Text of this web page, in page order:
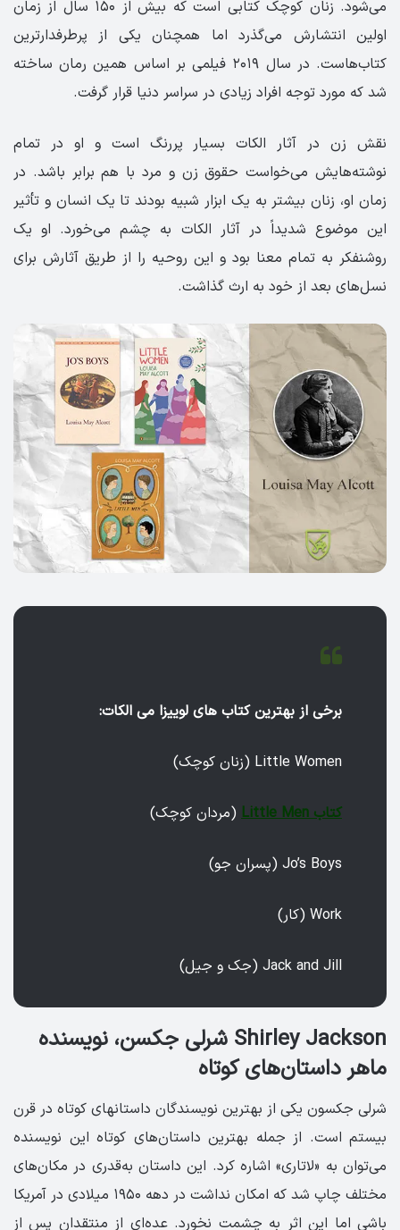
می‌شود. زنان کوچک کتابی است که بیش از ۱۵۰ سال از زمان
اولین انتشارش می‌گذرد اما همچنان یکی از پرطرفدارترین
کتاب‌هاست. در سال ۲۰۱۹ فیلمی بر اساس همین رمان ساخته
شد که مورد توجه افراد زیادی در سراسر دنیا قرار گرفت.
نقش زن در آثار الکات بسیار پررنگ است و او در تمام
نوشته‌هایش می‌خواست حقوق زن و مرد با هم برابر باشد. در
زمان او، زنان بیشتر به یک ابزار شبیه بودند تا یک انسان و تأثیر
این موضوع شدیداً در آثار الکات به چشم می‌خورد. او یک
روشنفکر به تمام معنا بود و این روحیه را از طریق آثارش برای
نسل‌های بعد از خود به ارث گذاشت.
برخی از بهترین کتاب های لوییزا می الکات:
Little Women (زنان کوچک)
کتاب Little Men (مردان کوچک)
Jo’s Boys (پسران جو)
Work (کار)
Jack and Jill (جک و جیل)
Shirley Jackson شرلی جکسن، نویسنده
ماهر داستان‌های کوتاه
شرلی جکسون یکی از بهترین نویسندگان داستان­های کوتاه در قرن
بیستم است. از جمله بهترین داستان‌های کوتاه این نویسنده
می‌توان به «لاتاری» اشاره کرد. این داستان به‌قدری در مکان‌های
مختلف چاپ شد که امکان نداشت در دهه ۱۹۵۰ میلادی در آمریکا
باشی اما این اثر به چشمت نخورد. عده‌ای از منتقدان پس از